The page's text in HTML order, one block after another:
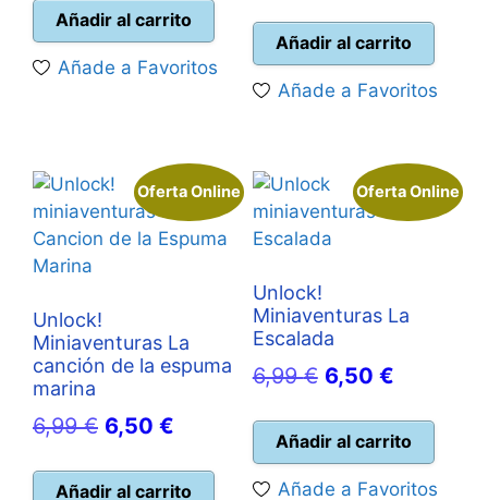
original
era:
6,99 €.
actual
6,50 €.
Añadir al carrito
Añade a Favoritos
original
era:
6,99 €.
Añadir al carrito
Añade a Favoritos
Oferta Online
Unlock!
Miniaventuras La
canción de la espuma
marina
6,99€ El
original
6,50 €
actual
Añadir al carrito
Oferta Online
Unlock!
Miniaventuras La
Escalada
6,99€ El
original
6,50 €El
actual
Añadir al carrito
Añade a Favoritos